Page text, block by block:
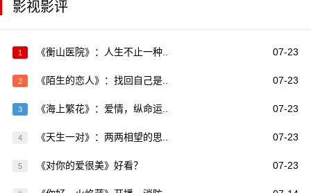
影视影评
1 《衡山医院》：人生不止一种.. 07-23
2 《陌生的恋人》：找回自己是.. 07-23
3 《海上繁花》：爱情，纵命运.. 07-23
4 《天生一对》：两两相望的思.. 07-23
5 《对你的爱很美》好看？ 07-23